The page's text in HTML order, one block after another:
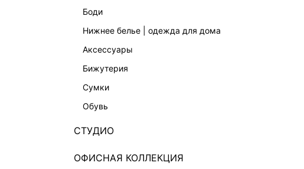
боди
нижнее белье | одежда для дома
аксессуары
бижутерия
сумки
обувь
СТУДИО
ОФИСНАЯ КОЛЛЕКЦИЯ
СВИТЕР С ШЕРСТЬЮ И МОХЕРОМ